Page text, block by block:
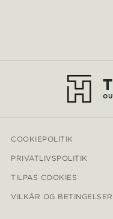
COOKIEPOLITIK
PRIVATLIVSPOLITIK
TILPAS COOKIES
VILKÅR OG BETINGELSER